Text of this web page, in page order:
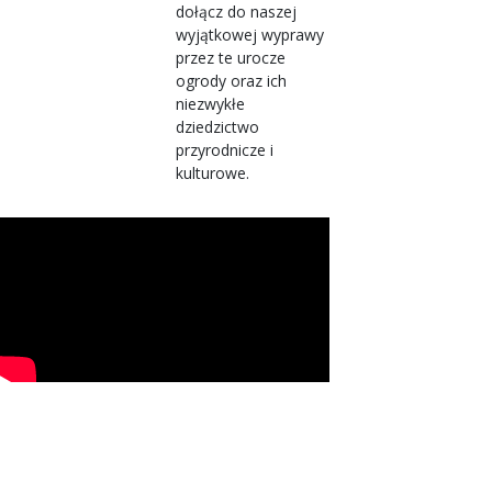
dołącz do naszej
wyjątkowej wyprawy
przez te urocze
ogrody oraz ich
niezwykłe
dziedzictwo
przyrodnicze i
kulturowe.